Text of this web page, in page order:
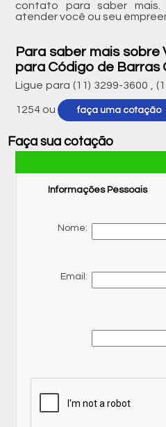
contato para saber
atender você ou seu
Para saber mais
para Código de Barras
Ligue para (11) 3299-3600 ,
1254 ou faça uma cotação
Faça sua cotação
Informações Pessoais
Nome:
Email: